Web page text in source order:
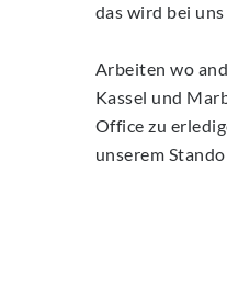
das wird bei
Arbeiten wo
Kassel und
Office zu
unserem